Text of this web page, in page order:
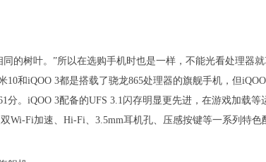
的树叶。”所以在选购手机时也是一样，不能光看处理器
和iQOO 3都是搭载了骁龙865处理器的旗舰手机，但
分。iQOO 3配备的UFS 3.1闪存明显更先进，在游戏加载等
Wi-Fi加速、Hi-Fi、3.5mm耳机孔、压感按键等一系列特色